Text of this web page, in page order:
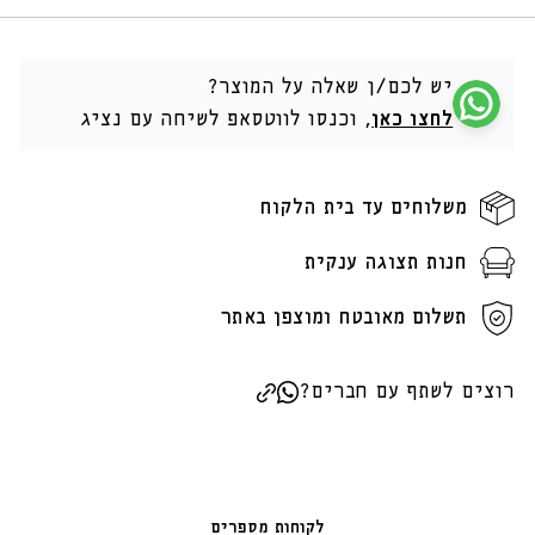
יש לכם/ן שאלה על המוצר?
לחצו כאן, וכנסו לווטסאפ לשיחה עם נציג
משלוחים עד בית הלקוח
חנות תצוגה ענקית
תשלום מאובטח ומוצפן באתר
רוצים לשתף עם חברים?
לקוחות מספרים